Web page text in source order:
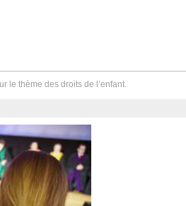
le thème des droits de l’enfant.